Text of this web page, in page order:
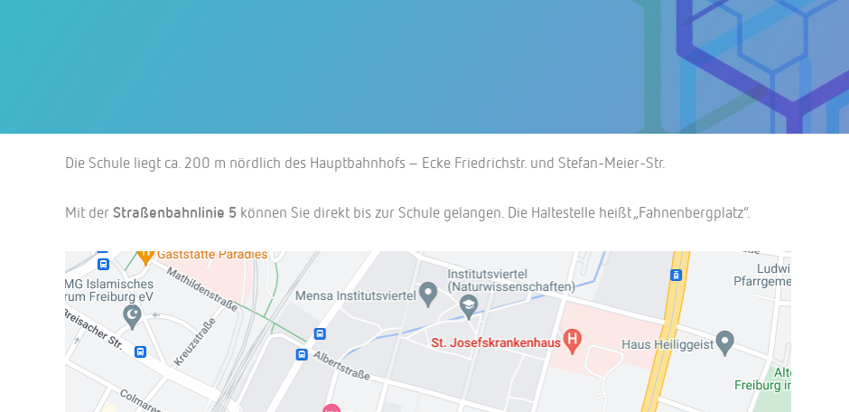
Die Schule liegt ca. 200 m nördlich des Hauptbahnhofs – Ecke Friedrichstr. und Stefan-Meier-Str.
Mit der Straßenbahnlinie 5 können Sie direkt bis zur Schule gelangen. Die Haltestelle heißt „Fahnenbergplatz“.